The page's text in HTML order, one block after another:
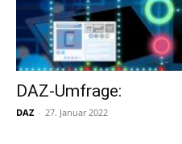
DAZ-Umfrage:
DAZ - 27. Januar 2022